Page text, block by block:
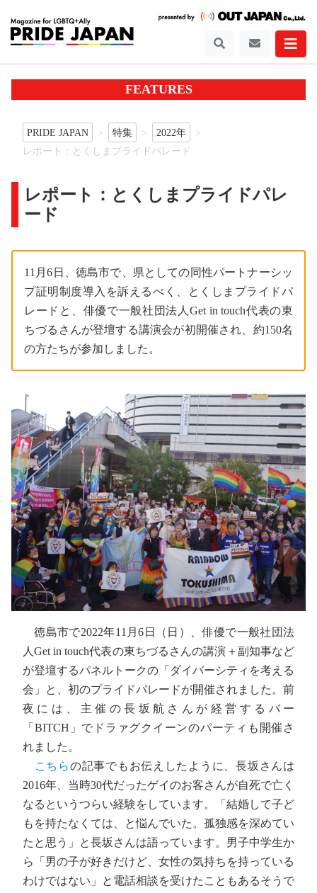
FEATURES
PRIDE JAPAN 特集
2022年
レポート：とくしまプライドパレード
レポート：とくしまプライドパレ
ード
11月6日、徳島市で、県としての同性パートナーシッ
プ証明制度導入を訴えるべく、とくしまプライドパ
レードと、俳優で一般社団法人Get in touch代表の東
ちづるさんが登壇する講演会が初開催され、約150名
の方たちが参加しました。
徳島市で2022年11月6日（日）、俳優で一般社団法
人Get in touch代表の東ちづるさんの講演＋副知事など
が登壇するパネルトークの「ダイバーシティを考える
会」と、初のプライドパレードが開催されました。前
夜には、主催の長坂航さんが経営するバー
「BITCH」でドラァグクイーンのパーティも開催さ
れました。
こちらの記事でもお伝えしたように、長坂さんは
2016年、当時30代だったゲイのお客さんが自死で亡く
なるというつらい経験をしています。「結婚して子ど
もを持たなくては、と悩んでいた。孤独感を深めてい
たと思う」と長坂さんは語っています。男子中学生か
ら「男の子が好きだけど、女性の気持ちを持っている
わけではない」と電話相談を受けたこともあるそうで